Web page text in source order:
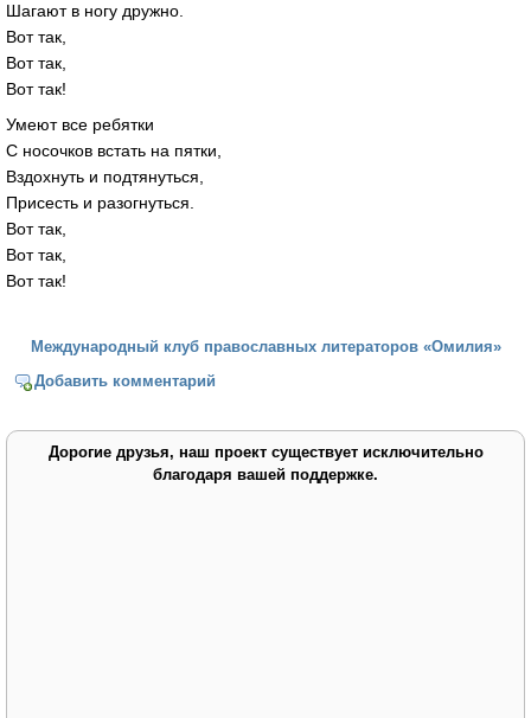
Шагают в ногу дружно.
Вот так,
Вот так,
Вот так!
Умеют все ребятки
С носочков встать на пятки,
Вздохнуть и подтянуться,
Присесть и разогнуться.
Вот так,
Вот так,
Вот так!
Международный клуб православных литераторов «Омилия»
Добавить комментарий
Дорогие друзья, наш проект существует исключительно
благодаря вашей поддержке.